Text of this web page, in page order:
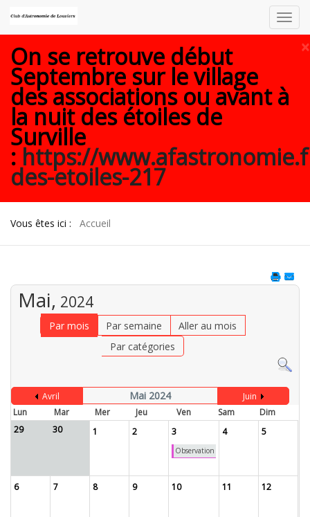
×
On se retrouve début
Septembre sur le village
des associations ou avant à
la nuit des étoiles de
Surville
: https://
des-etoiles-217
Vous êtes ici : Accueil
Mai, 2024
Par mois Par semaine
Aller au mois
Par catégories
Avril Mai 2024
Juin
Lun
Mar Mer Jeu Ven Sam
Dim
29
30 1 2 3
Observation
4 5
6 7 8 9 10 11 12